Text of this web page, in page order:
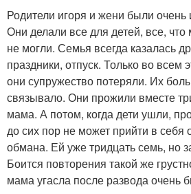
Родители игоря и жени были
Они делали все для детей, все, что
не могли. Семья всегда казалась
праздники, отпуск. Только во всем
они супружество потеряли. Их
связывало. Они прожили вместе
мама. А потом, когда дети ушли,
до сих пор не может прийти в себя
обмана. Ей уже тридцать семь, но
Боится повторения такой же
мама угасла после развода очень